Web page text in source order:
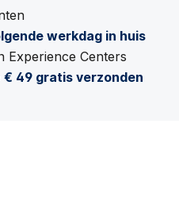
werkdag in huis
Experience Centers
€ 49 gratis verzonden